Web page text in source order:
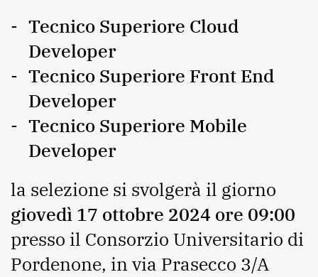
Tecnico Superiore Cloud
Developer
Tecnico Superiore Front End
Developer
Tecnico Superiore Mobile
Developer
la selezione si svolgerà il giorno
giovedì 17 ottobre 2024 ore 09:00
presso il Consorzio Universitario di
Pordenone, in via Prasecco 3/A